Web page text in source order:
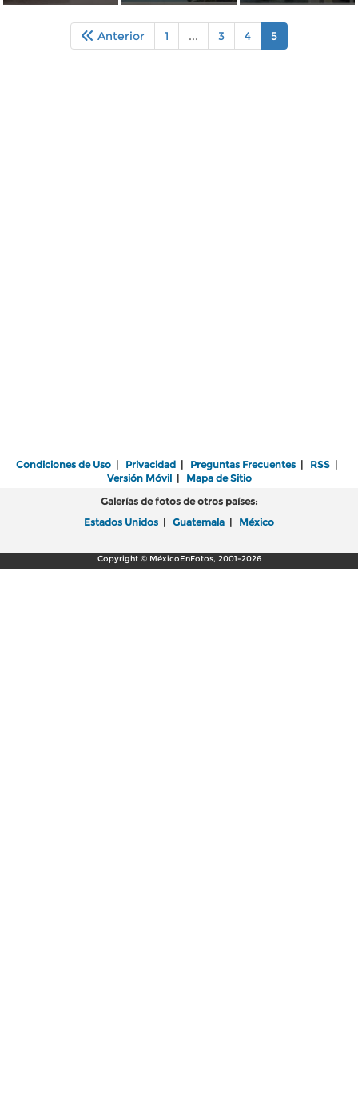
Anterior 1 ... 3 4 5
Condiciones de Uso | Privacidad | Preguntas Frecuentes | RSS |
Versión Móvil| Mapa de Sitio
Galerías de fotos de otros países:
Estados Unidos | Guatemala | México
Copyright © MéxicoEnFotos, 2001-2026